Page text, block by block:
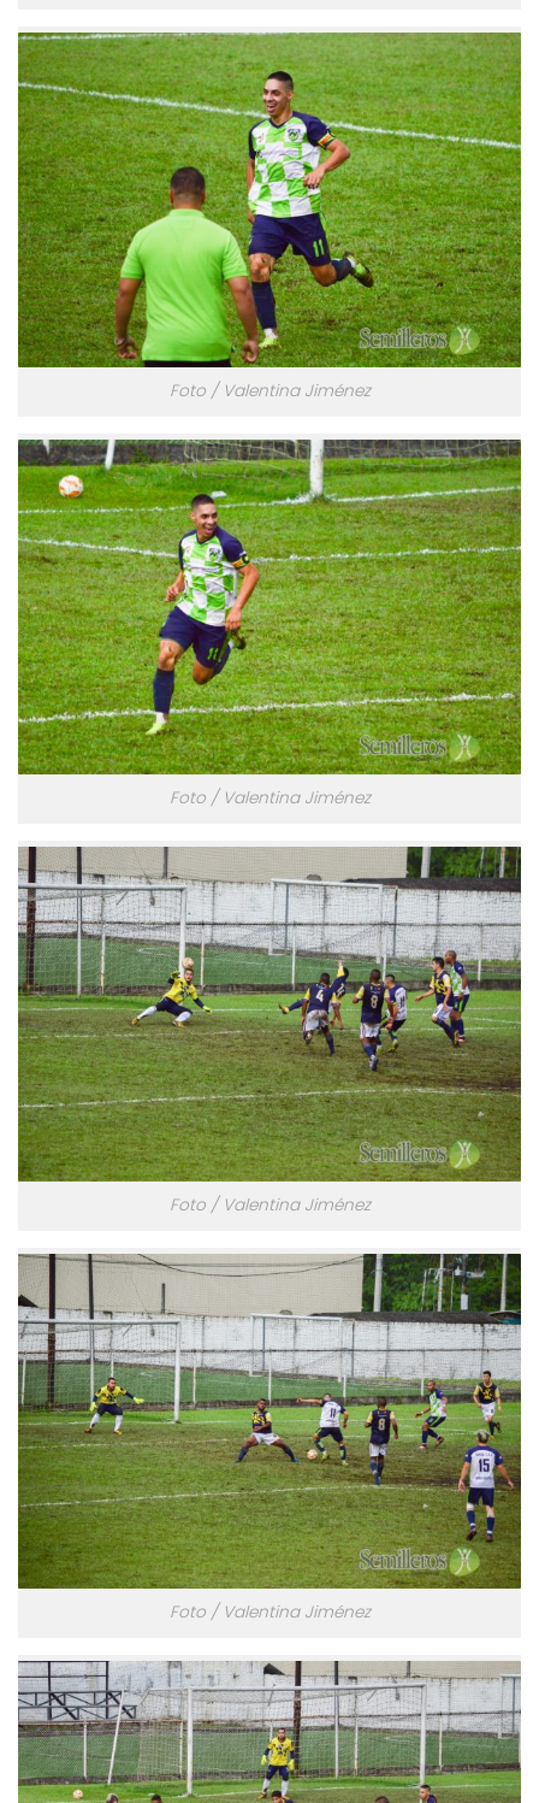
Foto / Valentina Jiménez
Foto / Valentina Jiménez
Foto / Valentina Jiménez
Foto / Valentina Jiménez